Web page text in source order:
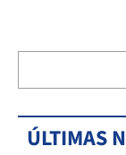
ÚLTIMAS